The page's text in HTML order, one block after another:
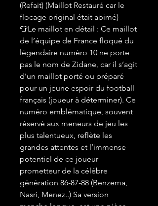
(Refait) (Maillot Restauré car le
flocage original était abimé)
👕Le maillot en détail : Ce maillot
de l’équipe de France floqué du
légendaire numéro 10 ne porte
pas le nom de Zidane, car il s’agit
d’un maillot porté ou préparé
pour un jeune espoir du football
français (joueur à déterminer). Ce
numéro emblématique, souvent
réservé aux meneurs de jeu les
plus talentueux, reflète les
grandes attentes et l’immense
potentiel de ce joueur
prometteur de la célébre
génération 86-87-88 (Benzema,
Nasri, Menez..) Sa version